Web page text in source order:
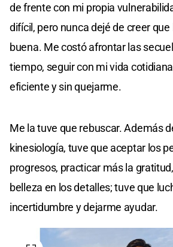
de frente con mi propia
difícil, pero nunca dejé de creer
buena. Me costó afrontar las
tiempo, seguir con mi vida
eficiente y sin quejarme.
Me la tuve que rebuscar. Además
kinesiología, tuve que aceptar los
progresos, practicar más la
belleza en los detalles; tuve que
incertidumbre y dejarme ayudar.